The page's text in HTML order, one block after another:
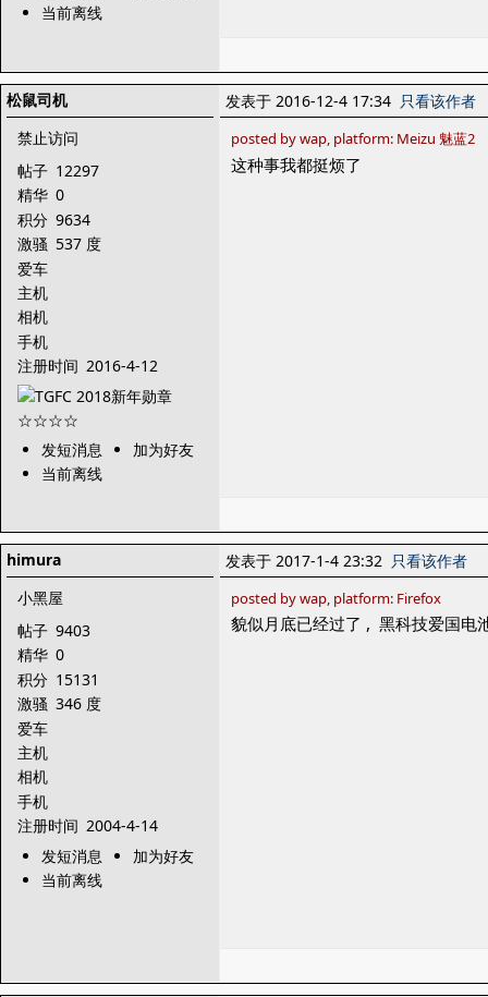
当前离线
松鼠司机
禁止访问
帖子 12297
精华 0
积分 9634
激骚 537 度
爱车
主机
相机
手机
注册时间 2016-4-12
发短消息
加为好友
当前离线
发表于 2016-12-4 17:34 只看该作者
posted by wap, platform: Meizu 魅蓝2
这种事我都挺烦了
himura
小黑屋
帖子 9403
精华 0
积分 15131
激骚 346 度
爱车
主机
相机
手机
注册时间 2004-4-14
发短消息
加为好友
当前离线
发表于 2017-1-4 23:32 只看该作者
posted by wap, platform: Firefox
貌似月底已经过了 , 黑科技爱国电